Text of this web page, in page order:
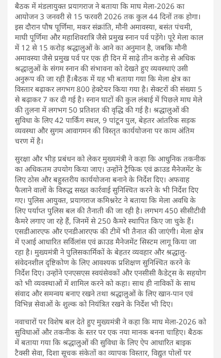
बैठक में मंडलायुक्त प्रयागराज ने बताया कि माघ मेला-2026 का
आयोजन 3 जनवरी से 15 फरवरी 2026 तक कुल 44 दिनों तक होगा।
इस दौरान पौष पूर्णिमा, मकर संक्रांति, मौनी अमावस्या, बसंत पंचमी,
माघी पूर्णिमा और महाशिवरात्रि जैसे प्रमुख स्नान पर्व पड़ेंगे। पूरे मेला काल
में 12 से 15 करोड़ श्रद्धालुओं के आने का अनुमान है, जबकि मौनी
अमावस्या जैसे प्रमुख पर्व पर एक ही दिन में साढ़े तीन करोड़ से अधिक
श्रद्धालुओं के संगम स्नान की संभावना को देखते हुए व्यवस्थाएं उसी
अनुरूप की जा रही हैं।बैठक में यह भी बताया गया कि मेला क्षेत्र का
विस्तार बढ़ाकर लगभग 800 हेक्टेयर किया गया है। सेक्टरों की संख्या 5
से बढ़ाकर 7 कर दी गई है। स्नान घाटों की कुल लंबाई में पिछले माघ मेले
की तुलना में लगभग 50 प्रतिशत की वृद्धि की गई है। श्रद्धालुओं की
सुविधा के लिए 42 पार्किंग स्थल, 9 पांटून पुल, बेहतर आंतरिक सड़क
व्यवस्था और सुगम आवागमन की विस्तृत कार्ययोजना पर काम अंतिम
चरण में है।
सुरक्षा और भीड़ प्रबंधन को लेकर मुख्यमंत्री ने कहा कि आधुनिक तकनीक
का अधिकतम उपयोग किया जाए। उन्होंने ट्रैफिक एवं क्राउड मैनेजमेंट के
लिए ठोस और बहुस्तरीय कार्ययोजना बनाने के निर्देश दिए। अफवाह
फैलाने वालों के विरुद्ध सख्त कार्रवाई सुनिश्चित करने के भी निर्देश दिए
गए। पुलिस आयुक्त, प्रयागराज कमिश्नरेट ने बताया कि मेला अवधि के
लिए पर्याप्त पुलिस बल की तैनाती की जा रही है। लगभग 450 सीसीटीवी
कैमरे लगाए जा रहे हैं, जिनमें से 250 कैमरे स्थापित किए जा चुके हैं।
एसडीआरएफ और एनडीआरएफ की टीमें भी तैनात की जाएंगी। मेला क्षेत्र
में एआई आधारित सर्विलांस एवं क्राउड मैनेजमेंट सिस्टम लागू किया जा
रहा है। मुख्यमंत्री ने पुलिसकार्मिकों के बेहतर व्यवहार और श्रद्धालु-
संवेदनशील दृष्टिकोण के लिए आवश्यक प्रशिक्षण सुनिश्चित करने के
निर्देश दिए। उन्होंने एनएसएस स्वयंसेवकों और एनसीसी कैडेट्स के सहयोग
को भी व्यवस्थाओं में शामिल करने को कहा। साथ ही नाविकों के साथ
संवाद और समन्वय बनाए रखने तथा श्रद्धालुओं के लिए खान-पान एवं
विभिन्न सेवाओं के शुल्क को नियंत्रित रखने के निर्देश भी दिए।
नवाचारों पर विशेष बल देते हुए मुख्यमंत्री ने कहा कि माघ मेला-2026 को
सुविधाओं और तकनीक के स्तर पर एक नया मानक बनना चाहिए। बैठक
में बताया गया कि श्रद्धालुओं की सुविधा के लिए ऐप आधारित बाइक
टैक्सी सेवा, दिशा सूचक संकेतों का व्यापक विस्तार, विद्युत पोलों पर